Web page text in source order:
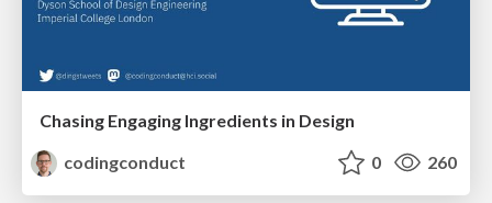
Chasing Engaging Ingredients in Design
codingconduct
0 260